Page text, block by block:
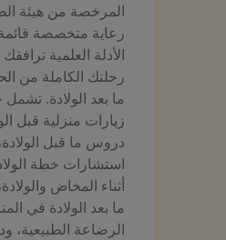
المرخصة من هيئة
رعاية متخصصة
الأدلة العلمية
رحلتك الكاملة من
ما بعد الولادة. تشمل
زيارات منزلية قبل
دروس ما قبل الولادة،
استشارات خطة
أثناء المخاض
ما بعد الولادة في
الرضاعة الطبيعية،